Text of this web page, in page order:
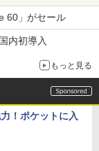
60」がセール
内初導入
もっと見る
！ポケットに入